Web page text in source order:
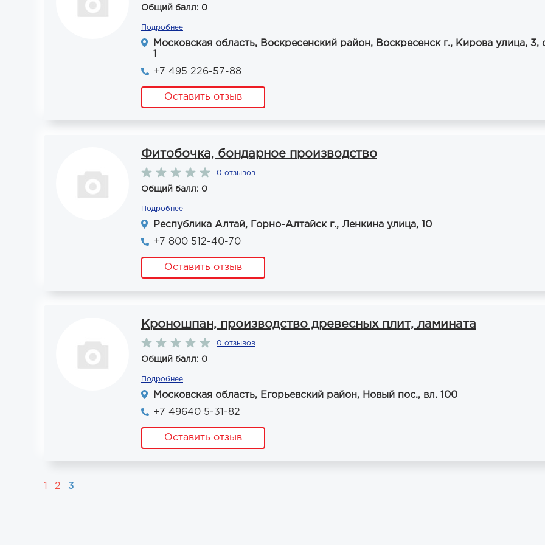
Общий балл: 0
Подробнее
Московская область, Воскресенский район, Воскресенск г., Кирова улица, 3,
+7 495 226-57-88
Оставить отзыв
Фитобочка, бондарное производство
0 отзывов
Общий балл: 0
Подробнее
Республика Алтай, Горно-Алтайск г., Ленкина улица, 10
+7 800 512-40-70
Оставить отзыв
Кроношпан, производство древесных плит, ламината
0 отзывов
Общий балл: 0
Подробнее
Московская область, Егорьевский район, Новый пос., вл. 100
+7 49640 5-31-82
Оставить отзыв
2 3